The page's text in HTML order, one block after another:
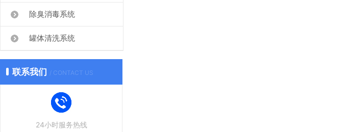
除臭消毒系统
罐体清洗系统
联系我们 / CONTACT US
24小时服务热线